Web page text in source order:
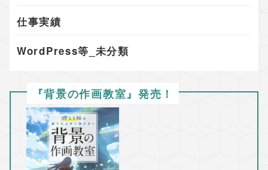
仕事実績
WordPress等_未分類
『背景の作画教室』発売！